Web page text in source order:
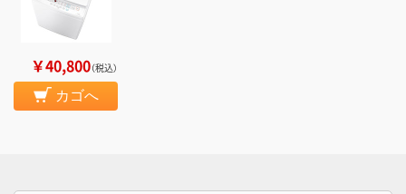
￥40,800（税込）
カゴへ